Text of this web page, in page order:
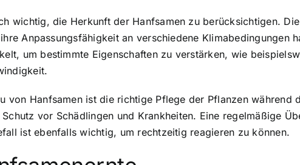
wichtig, die Herkunft der Hanfsamen zu berücksichtigen.
Anpassungsfähigkeit an verschiedene Klimabedingungen
um bestimmte Eigenschaften zu verstärken, wie
von Hanfsamen ist die richtige Pflege der Pflanzen während
vor Schädlingen und Krankheiten. Eine regelmäßige
ist ebenfalls wichtig, um rechtzeitig reagieren zu können.